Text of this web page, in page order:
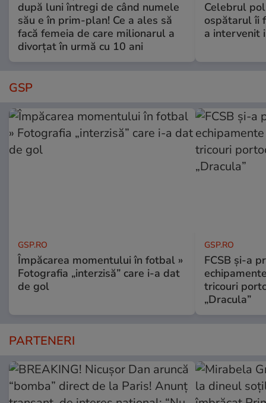
după luni întregi de când numele
său e în prim-plan! Ce a ales să
facă femeia de care milionarul a
divorțat în urmă cu 10 ani
Celebrul
ospătarul îi
a intervenit
GSP
GSP.RO
Împăcarea momentului în fotbal »
Fotografia „interzisă” care i-a dat
de gol
GSP.RO
FCSB și-a
tricouri
„Dracula”
PARTENERI